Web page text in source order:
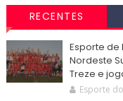
RECENTES
Esporte
Nordeste
Treze e
Esporte